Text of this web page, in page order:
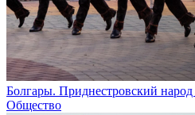
Болгары. Приднестровский народ
Общество